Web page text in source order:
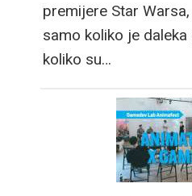
premijere Star
samo koliko je
koliko su…